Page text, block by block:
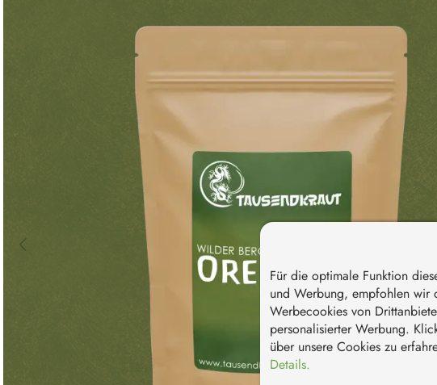
Für die optimale Funktion
und Werbung, empfohlen wir
Werbecookies von
personalisierter Werbung.
über unsere Cookies zu
Details.